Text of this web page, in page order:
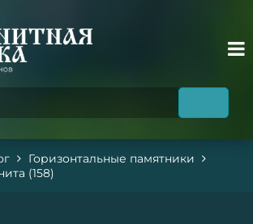
Горизонтальные памятники
(158)